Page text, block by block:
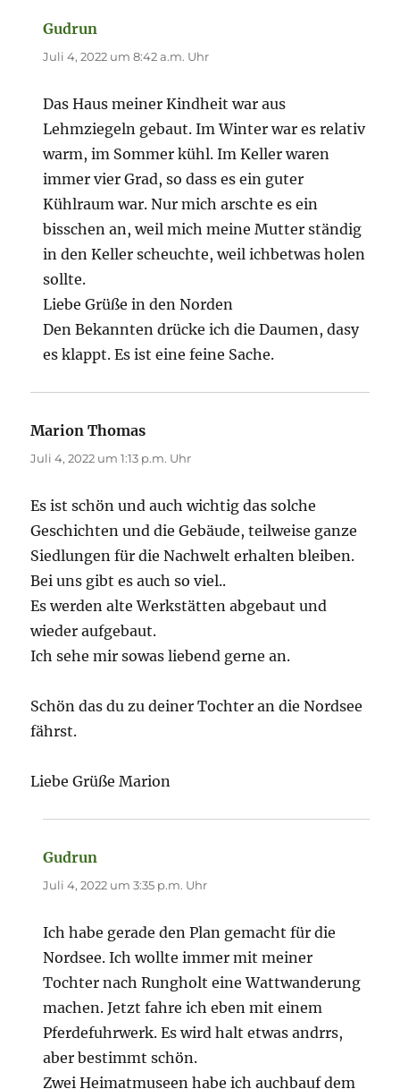
Gudrun
Juli 4, 2022 um 8:42 a.m. Uhr
Das Haus meiner Kindheit war aus
Lehmziegeln gebaut. Im Winter war es relativ
warm, im Sommer kühl. Im Keller waren
immer vier Grad, so dass es ein guter
Kühlraum war. Nur mich arschte es ein
bisschen an, weil mich meine Mutter ständig
in den Keller scheuchte, weil ichbetwas holen
sollte.
Liebe Grüße in den Norden
Den Bekannten drücke ich die Daumen, dasy
es klappt. Es ist eine feine Sache.
Marion Thomas
Juli 4, 2022 um 1:13 p.m. Uhr
Es ist schön und auch wichtig das solche
Geschichten und die Gebäude, teilweise ganze
Siedlungen für die Nachwelt erhalten bleiben.
Bei uns gibt es auch so viel..
Es werden alte Werkstätten abgebaut und
wieder aufgebaut.
Ich sehe mir sowas liebend gerne an.
Schön das du zu deiner Tochter an die Nordsee
fährst.
Liebe Grüße Marion
Gudrun
Juli 4, 2022 um 3:35 p.m. Uhr
Ich habe gerade den Plan gemacht für die
Nordsee. Ich wollte immer mit meiner
Tochter nach Rungholt eine Wattwanderung
machen. Jetzt fahre ich eben mit einem
Pferdefuhrwerk. Es wird halt etwas andrrs,
aber bestimmt schön.
Zwei Heimatmuseen habe ich auchbauf dem